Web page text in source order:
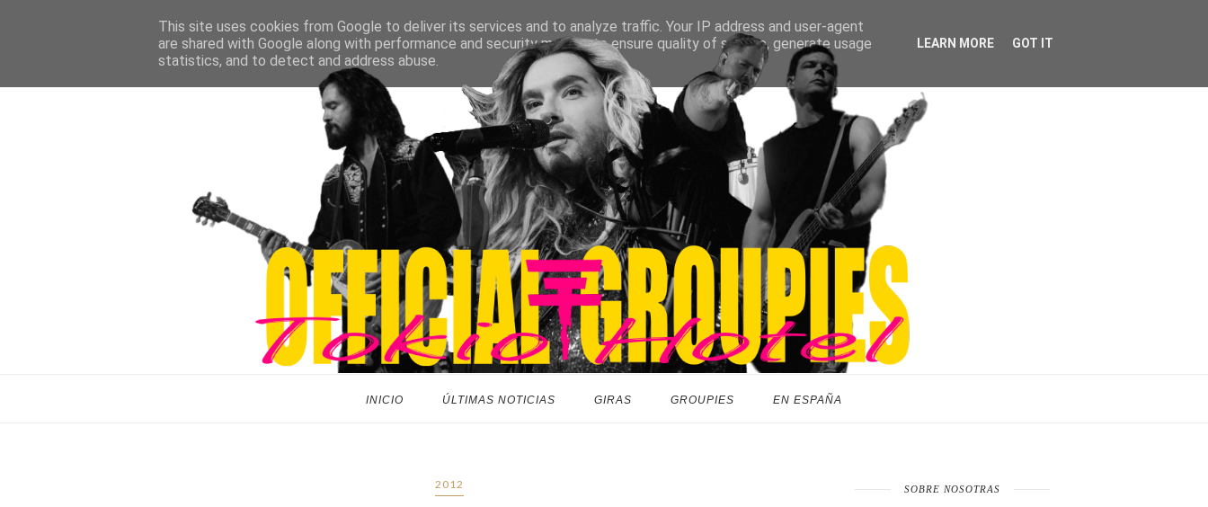
INICIO ÚLTIMAS NOTICIAS GIRAS GROUPIES EN ESPAÑA
2012 SOBRE NOSOTRAS
This site uses cookies from Google to deliver its services and to analyze traffic. Your IP address and user-agent
are shared with Google along with performance and security metrics to ensure quality of service, generate usage
statistics, and to detect and address abuse.
LEARN MORE GOT IT